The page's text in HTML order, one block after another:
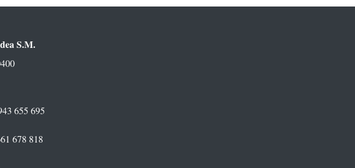
S.M.
655 695
678 818